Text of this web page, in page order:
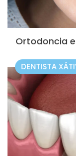
Ortodoncia
DENTISTA